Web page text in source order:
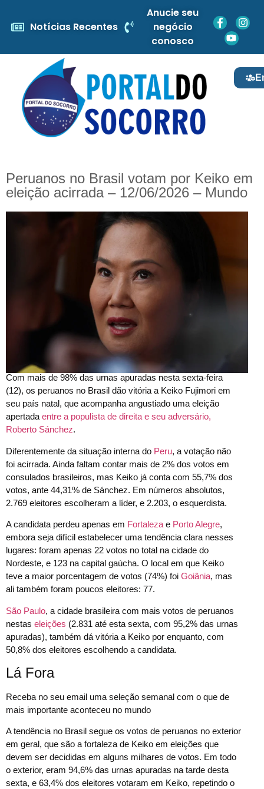
Notícias Recentes
Anucie seu
negócio
conosco
Peruanos no Brasil votam por Keiko em
eleição acirrada – 12/06/2026 – Mundo
Com mais de 98% das urnas apuradas nesta sexta-feira
(12), os peruanos no Brasil dão vitória a Keiko Fujimori em
seu país natal, que acompanha angustiado uma eleição
apertada entre a populista de direita e seu adversário,
Roberto Sánchez.
Diferentemente da situação interna do Peru, a votação não
foi acirrada. Ainda faltam contar mais de 2% dos votos em
consulados brasileiros, mas Keiko já conta com 55,7% dos
votos, ante 44,31% de Sánchez. Em números absolutos,
2.769 eleitores escolheram a líder, e 2.203, o esquerdista.
A candidata perdeu apenas em Fortaleza e Porto Alegre,
embora seja difícil estabelecer uma tendência clara nesses
lugares: foram apenas 22 votos no total na cidade do
Nordeste, e 123 na capital gaúcha. O local em que Keiko
teve a maior porcentagem de votos (74%) foi Goiânia, mas
ali também foram poucos eleitores: 77.
São Paulo, a cidade brasileira com mais votos de peruanos
nestas eleições (2.831 até esta sexta, com 95,2% das urnas
apuradas), também dá vitória a Keiko por enquanto, com
50,8% dos eleitores escolhendo a candidata.
Lá Fora
Receba no seu email uma seleção semanal com o que de
mais importante aconteceu no mundo
A tendência no Brasil segue os votos de peruanos no exterior
em geral, que são a fortaleza de Keiko em eleições que
devem ser decididas em alguns milhares de votos. Em todo
o exterior, eram 94,6% das urnas apuradas na tarde desta
sexta, e 63,4% dos eleitores votaram em Keiko, repetindo o